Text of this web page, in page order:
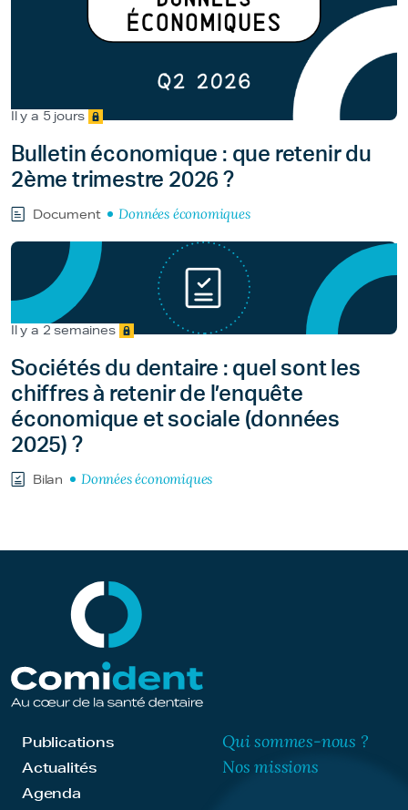
Il y a 5 jours
Bulletin économique : que retenir du
2ème trimestre 2026 ?
Document Données économiques
Il y a 2 semaines
Sociétés du dentaire : quel sont les
chiffres à retenir de l’enquête
économique et sociale (données
2025) ?
Bilan Données économiques
Publications
Actualités
Agenda
Qui sommes-nous ?
Nos missions